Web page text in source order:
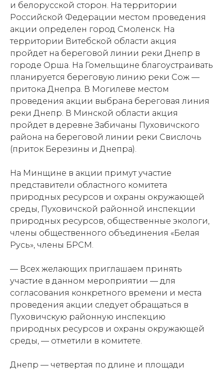
и белорусской сторон. На территории
Российской Федерации местом проведения
акции определен город Смоленск. На
территории Витебской области акция
пройдет на береговой линии реки Днепр в
городе Орша. На Гомельщине благоустраивать
планируется береговую линию реки Сож —
притока Днепра. В Могилеве местом
проведения акции выбрана береговая линия
реки Днепр. В Минской области акция
пройдет в деревне Забичаны Пуховичского
района на береговой линии реки Свислочь
(приток Березины и Днепра).
На Минщине в акции примут участие
представители областного комитета
природных ресурсов и охраны окружающей
среды, Пуховичской районной инспекции
природных ресурсов, общественные экологи,
члены общественного объединения «Белая
Русь», члены БРСМ.
— Всех желающих приглашаем принять
участие в данном мероприятии — для
согласования конкретного времени и места
проведения акции следует обращаться в
Пуховичскую районную инспекцию
природных ресурсов и охраны окружающей
среды, — отметили в комитете.
Днепр — четвертая по длине и площади